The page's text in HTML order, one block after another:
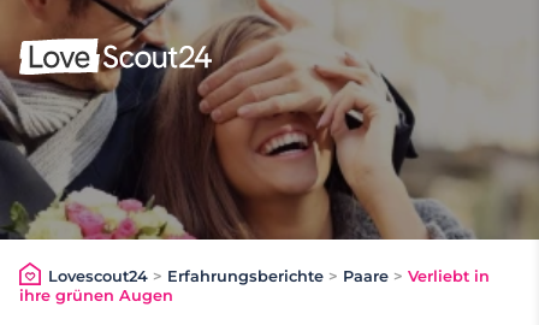
Lovescout24> Erfahrungsberichte > Paare > Verliebt in
ihre grünen Augen